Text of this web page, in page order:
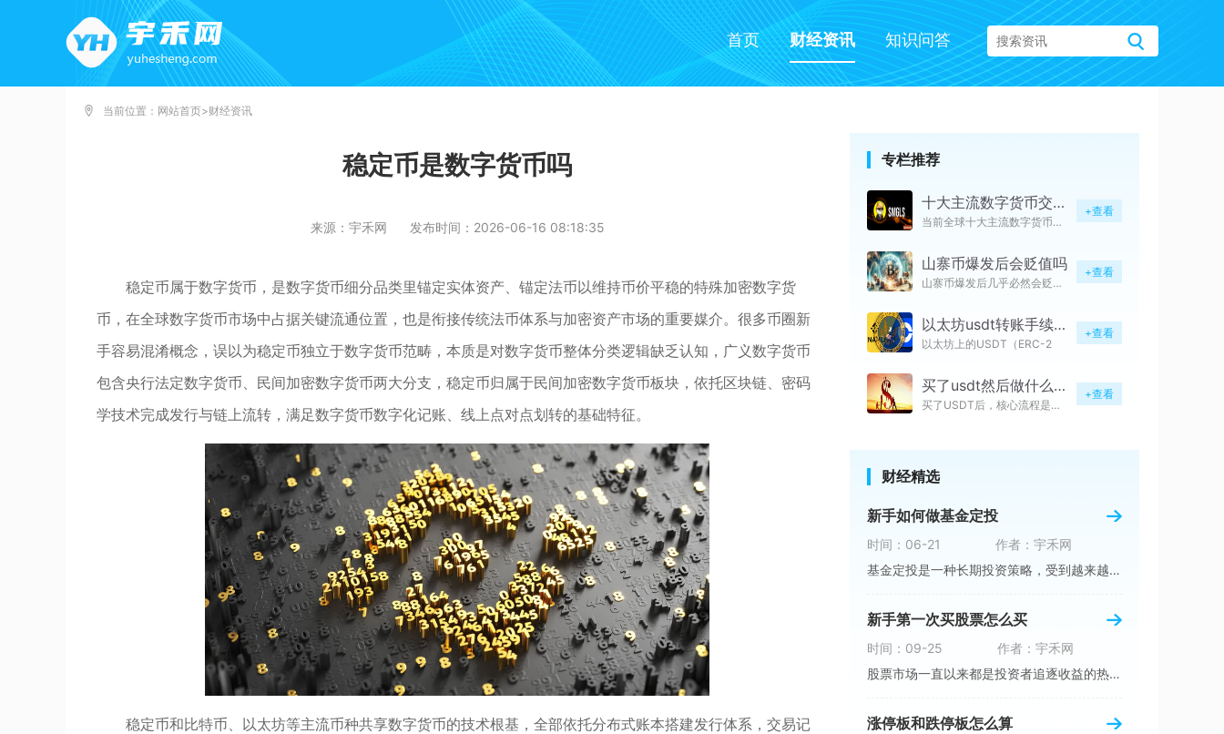
首页 财经资讯 知识问答
当前位置： 网站首页>财经资讯
稳定币是数字货币吗
来源：宇禾网 发布时间：2026-06-16 08:18:35
稳定币属于数字货币，是数字货币细分品类里锚定实体资产、锚定法币以维持币价平稳的特殊加密数字货
币，在全球数字货币市场中占据关键流通位置，也是衔接传统法币体系与加密资产市场的重要媒介。很多币圈新
手容易混淆概念，误以为稳定币独立于数字货币范畴，本质是对数字货币整体分类逻辑缺乏认知，广义数字货币
包含央行法定数字货币、民间加密数字货币两大分支，稳定币归属于民间加密数字货币板块，依托区块链、密码
学技术完成发行与链上流转，满足数字货币数字化记账、线上点对点划转的基础特征。
稳定币和比特币、以太坊等主流币种共享数字货币的技术根基，全部依托分布式账本搭建发行体系，交易记
专栏推荐
十大主流数字货币交易所有哪些
当前全球十大主流数字货币交易所
+查看
山寨币爆发后会贬值吗
山寨币爆发后几乎必然会贬值，且
+查看
以太坊usdt转账手续费有哪些
以太坊上的USDT（ERC-2
+查看
买了usdt然后做什么买现货
买了USDT后，核心流程是先完
+查看
财经精选
新手如何做基金定投
时间：06-21
作者：宇禾网
基金定投是一种长期投资策略，受到越来越多的投
新手第一次买股票怎么买
时间：09-25
作者：宇禾网
股票市场一直以来都是投资者追逐收益的热点，而
涨停板和跌停板怎么算